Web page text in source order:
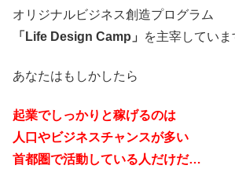
オリジナルビジネス創造プログラム
「Life Design Camp」
を主宰していま
あなたはもしかしたら
起業でしっかりと稼げるのは
人口やビジネスチャンスが多い
首都圏で活動している人だけだ…